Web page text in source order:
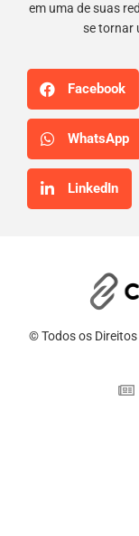
em uma de suas
se tornar
Facebook
WhatsApp
LinkedIn
© Todos os